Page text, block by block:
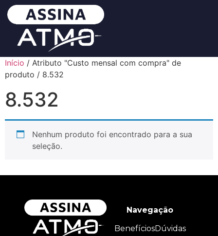
Início / Atributo "Custo mensal com compra" de
produto / 8.532
8.532
Nenhum produto foi encontrado para a sua
seleção.
Navegação
BenefíciosDúvidas